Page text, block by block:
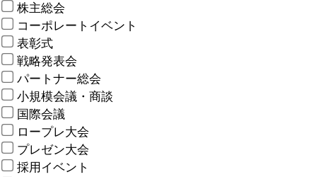
株主総会
コーポレートイベント
表彰式
戦略発表会
パートナー総会
小規模会議・商談
国際会議
ロープレ大会
プレゼン大会
採用イベント